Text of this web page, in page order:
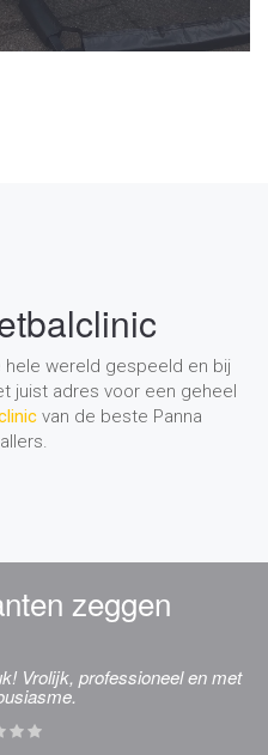
wereld gespeeld en bij
juist adres voor een geheel
van de beste Panna
zeggen
Vrolijk, professioneel en met